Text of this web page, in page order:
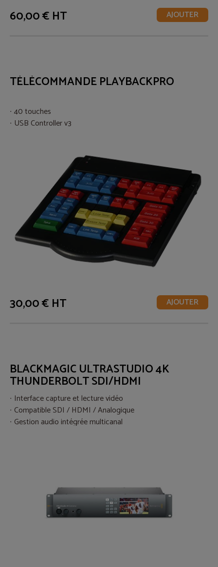
60,00 € HT AJOUTER
TÉLÉCOMMANDE PLAYBACKPRO
40 touches
USB Controller v3
30,00 € HT AJOUTER
BLACKMAGIC ULTRASTUDIO 4K
THUNDERBOLT SDI/HDMI
Interface capture et lecture vidéo
Compatible SDI / HDMI / Analogique
Gestion audio intégrée multicanal